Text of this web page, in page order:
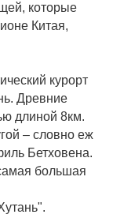
которые
Китая,
курорт
Древние
длиной 8км.
– словно еж
Бетховена.
большая